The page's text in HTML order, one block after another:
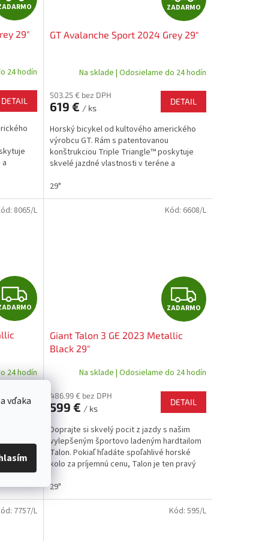
vďaka
A
A
R
M
29"
24 hodín
DETAIL
A
A
R
M
ZADARMO
GT Avalanche Sport 2024 Grey 29"
Na sklade | Odosielame do 24 hodín
503.25 € bez DPH
619 € / ks
DETAIL
Horský bicykel od kultového amerického
výrobcu GT. Rám s patentovanou
konštrukciou Triple Triangle™ poskytuje
skvelé jazdné vlastnosti v teréne a
29"
Z
A
A
R
O
24 hodín
DETAIL
pravý
8065/L
Z
A
A
R
M
O
ZADARMO
Giant Talon 3 GE 2023 Metallic
Black 29"
Na sklade | Odosielame do 24 hodín
486.99 € bez DPH
599 € / ks
DETAIL
Doprajte si skvelý pocit z jazdy s našim
vylepšeným športovo ladeným hardtailom
Talon. Pokiaľ hľadáte spoľahlivé horské
kolo za príjemnú cenu, Talon je ten pravý
29"
Kód: 6608/L
7757/L Kód: 595/L